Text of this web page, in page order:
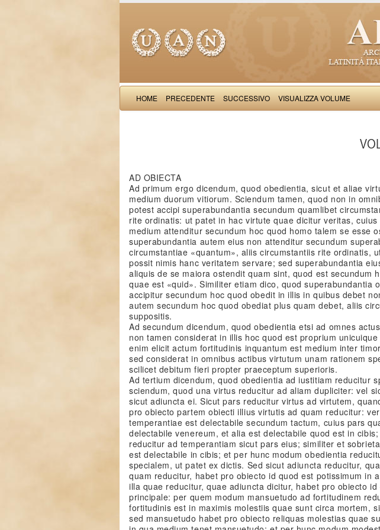
HOME PRECEDENTE SUCCESSIVO VISUALIZZA VOLUME
AD OBIECTA
Ad primum ergo dicendum, quod obedientia, sicut et aliae
medium duorum vitiorum. Sciendum tamen, quod non in
potest accipi superabundantia secundum quamlibet
rite ordinatis: ut patet in hac virtute quae dicitur veritas, cuius
medium attenditur secundum hoc quod homo talem se esse
superabundantia autem eius non attenditur secundum
circumstantiae «quantum», aliis circumstantiis rite ordinatis,
possit nimis hanc veritatem servare; sed superabundantia
aliquis de se maiora ostendit quam sint, quod est secundum
quae est «quid». Similiter etiam dico, quod superabundantia
accipitur secundum hoc quod obedit in illis in quibus debet
autem secundum hoc quod obediat plus quam debet, aliis
suppositis.
Ad secundum dicendum, quod obedientia etsi ad omnes
non tamen considerat in illis hoc quod est proprium
enim elicit actum fortitudinis inquantum est medium inter
sed considerat in omnibus actibus virtutum unam rationem
scilicet debitum fieri propter praeceptum superioris.
Ad tertium dicendum, quod obedientia ad iustitiam reducitur
sciendum, quod una virtus reducitur ad aliam dupliciter: vel
sicut adiuncta ei. Sicut pars reducitur virtus ad virtutem,
pro obiecto partem obiecti illius virtutis ad quam reducitur:
temperantiae est delectabile secundum tactum, cuius pars
delectabile venereum, et alia est delectabile quod est in
reducitur ad temperantiam sicut pars eius; similiter et
est delectabile in cibis; et per hunc modum obedientia
specialem, ut patet ex dictis. Sed sicut adiuncta reducitur,
quam reducitur, habet pro obiecto id quod est potissimum in
illa quae reducitur, quae adiuncta dicitur, habet pro obiecto
principale: per quem modum mansuetudo ad fortitudinem
fortitudinis est in maximis molestiis quae sunt circa mortem,
sed mansuetudo habet pro obiecto reliquas molestias quae